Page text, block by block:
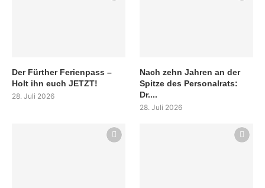
Der Fürther Ferienpass –
Holt ihn euch JETZT!
28. Juli 2026
Nach zehn Jahren an der
Spitze des Personalrats:
Dr....
28. Juli 2026